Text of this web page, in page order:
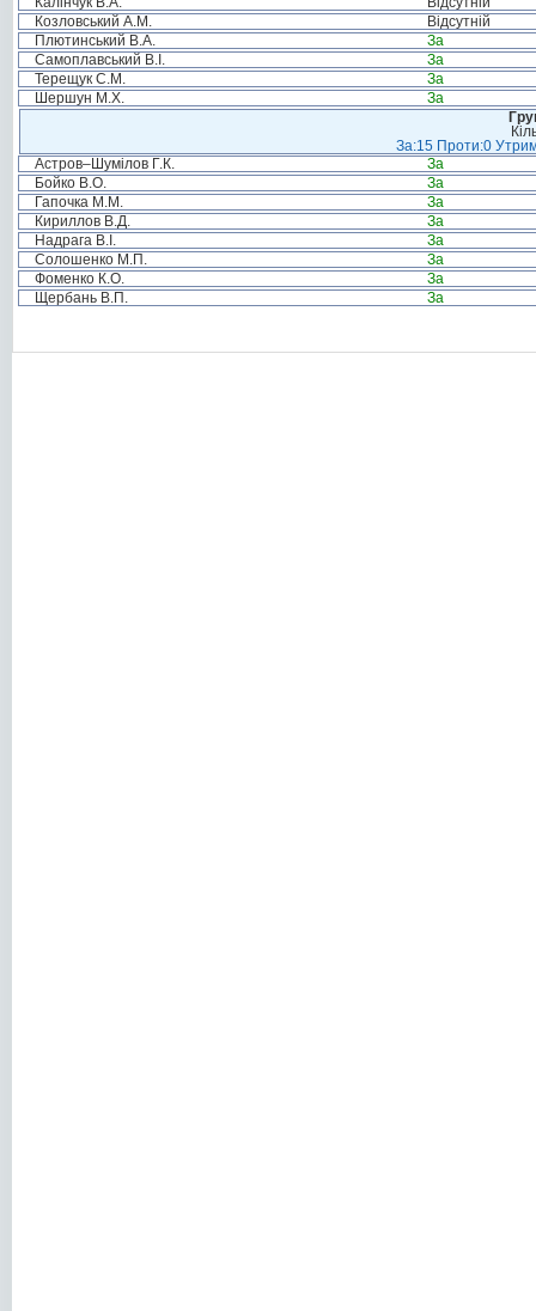
Козловський А.М.
Відсутній
Плютинський В.А.
За
Самоплавський В.І.
За
Терещук С.М.
За
Шершун М.Х.
За
За:15 Проти:0
Астров–Шумілов Г.К.
За
Бойко В.О.
За
Гапочка М.М.
За
Кириллов В.Д.
За
Надрага В.І.
За
Солошенко М.П.
За
Фоменко К.О.
За
Щербань В.П.
За